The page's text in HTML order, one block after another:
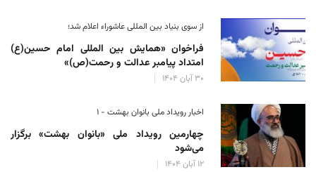
از سوی بنیاد بین المللی عاشوراء اعلام شد؛
فراخوان «همایش بین المللی امام حسین(ع)
امتداد پیامبر عدالت و رحمت(ص)»
۳۰ آبان ۱۴۰۴
اخبار رویداد ملی بانوان بهشت - ۱
چهارمین رویداد ملی «بانوان بهشت» برگزار
می‌شود
۱۲ آبان ۱۴۰۴